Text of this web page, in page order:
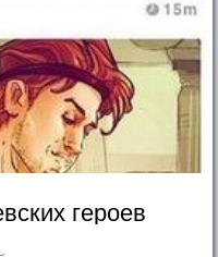
героев